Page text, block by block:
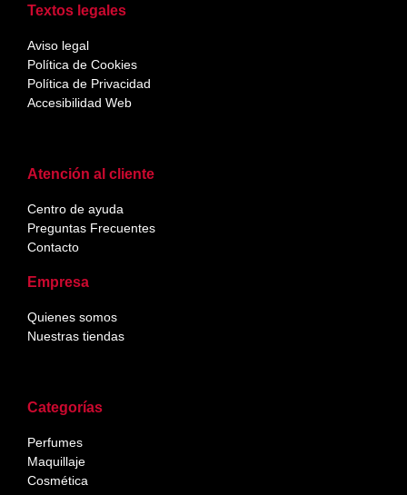
Categorías
Perfumes
Maquillaje
Cosmética
Atención al cliente
Centro de ayuda
Preguntas Frecuentes
Contacto
Empresa
Quienes somos
Nuestras tiendas
Textos legales
Aviso legal
Política de Cookies
Política de Privacidad
Accesibilidad Web